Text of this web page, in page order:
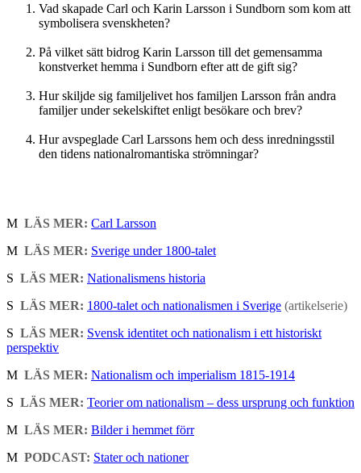
Vad skapade Carl och Karin Larsson i Sundborn som kom att
symbolisera svenskheten?
På vilket sätt bidrog Karin Larsson till det gemensamma
konstverket hemma i Sundborn efter att de gift sig?
Hur skiljde sig familjelivet hos familjen Larsson från andra
familjer under sekelskiftet enligt besökare och brev?
Hur avspeglade Carl Larssons hem och dess inredningsstil
den tidens nationalromantiska strömningar?
M LÄS MER: Carl Larsson
M LÄS MER: Sverige under 1800-talet
S LÄS MER: Nationalismens historia
S LÄS MER: 1800-talet och nationalismen i Sverige (artikelserie)
S LÄS MER: Svensk identitet och nationalism i ett historiskt
perspektiv
M LÄS MER: Nationalism och imperialism 1815-1914
S LÄS MER: Teorier om nationalism – dess ursprung och funktion
M LÄS MER: Bilder i hemmet förr
M PODCAST: Stater och nationer